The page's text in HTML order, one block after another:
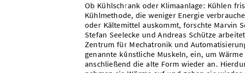
Ob Kühlschrank oder Klimaanlage: Kühlen
Kühlmethode, die weniger Energie
oder Kältemittel auskommt, forschte Marvin
Stefan Seelecke und Andreas Schütze
Zentrum für Mechatronik und
genannte künstliche Muskeln, ein, um
anschließend die alte Form wieder an.